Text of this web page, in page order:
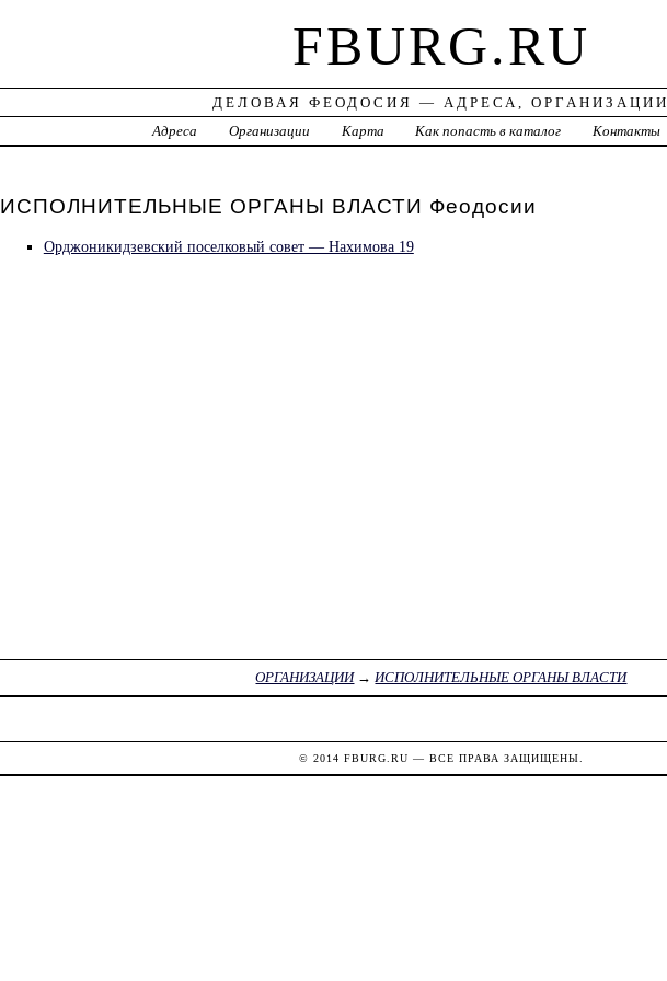
FBURG.RU
ДЕЛОВАЯ ФЕОДОСИЯ — АДРЕСА, ОРГАНИЗАЦИИ
Адреса
Организации Карта Как попасть в каталог Контакты
ИСПОЛНИТЕЛЬНЫЕ ОРГАНЫ ВЛАСТИ Феодосии
Орджоникидзевский поселковый совет — Нахимова 19
ОРГАНИЗАЦИИ→ИСПОЛНИТЕЛЬНЫЕ ОРГАНЫ ВЛАСТИ
© 2014 FBURG.RU — ВСЕ ПРАВА ЗАЩИЩЕНЫ.